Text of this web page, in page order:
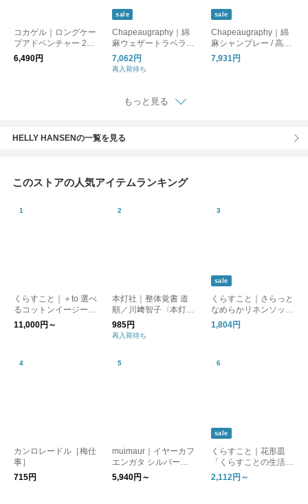
コカゲル｜ロングケー
プアドベンチャー 2w
ay ネックシェード付
き ネックガード フェ
6,490円
sale
Chapeaugraphy｜綿
麻ウェザートラベラー
ハット 00142o
7,062円
再入荷待ち
sale
Chapeaugraphy｜綿
麻シャンブレー / 高密
度織綿麻 チューリッ
プハット 帽子 00105o
7,931円
もっと見る
HELLY HANSENの一覧を見る
このストアの人気アイテムランキング
くらすこと｜＋to 選べ
るコットンイージーパ
ンツ
11,000円～
本灯社｜整体覚書 道
順／川﨑智子〈本灯社
の本〉
985円
再入荷待ち
sale
くらすこと｜さらっと
なめらかリネンソック
ス［ギフト/贈り物］
1,804円
カンロレードル［梅仕
事］
715円
muimaur｜イヤーカフ
エンガタ シルバー
［ギフト/贈り物］
5,940円～
sale
くらすこと｜花形皿
「くらすことの生活道
具 古い器の形シリー
ズ」 ［ 15cm / 18cm
2,112円～